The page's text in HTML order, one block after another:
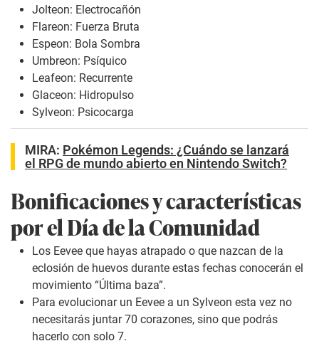
Jolteon: Electrocañón
Flareon: Fuerza Bruta
Espeon: Bola Sombra
Umbreon: Psíquico
Leafeon: Recurrente
Glaceon: Hidropulso
Sylveon: Psicocarga
MIRA: Pokémon Legends: ¿Cuándo se lanzará
el RPG de mundo abierto en Nintendo Switch?
Bonificaciones y características
por el Día de la Comunidad
Los Eevee que hayas atrapado o que nazcan de la
eclosión de huevos durante estas fechas conocerán el
movimiento “Última baza”.
Para evolucionar un Eevee a un Sylveon esta vez no
necesitarás juntar 70 corazones, sino que podrás
hacerlo con solo 7.